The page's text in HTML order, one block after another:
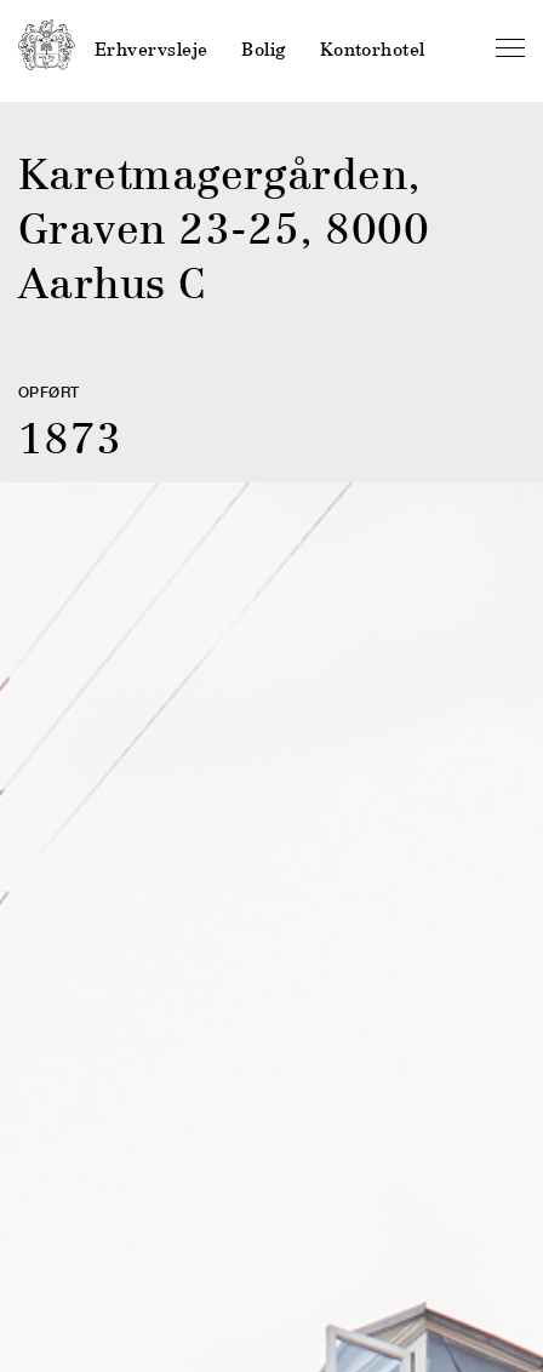
Karetmagergården,
Graven 23-25, 8000
Aarhus C
OPFØRT
1873
Erhvervsleje Bolig Kontorhotel